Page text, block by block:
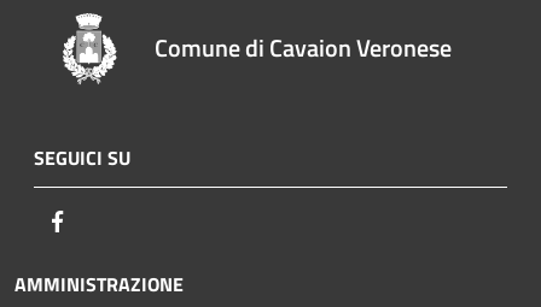
Comune di Cavaion Veronese
SEGUICI SU
AMMINISTRAZIONE